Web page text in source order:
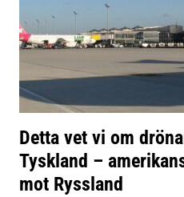
Detta vet vi om
Tyskland –
mot Ryssland